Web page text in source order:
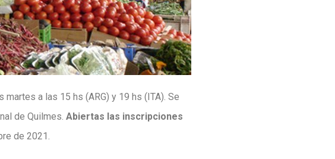
a las 15 hs (ARG) y 19 hs (ITA). Se
de Quilmes. Abiertas las inscripciones
de 2021.